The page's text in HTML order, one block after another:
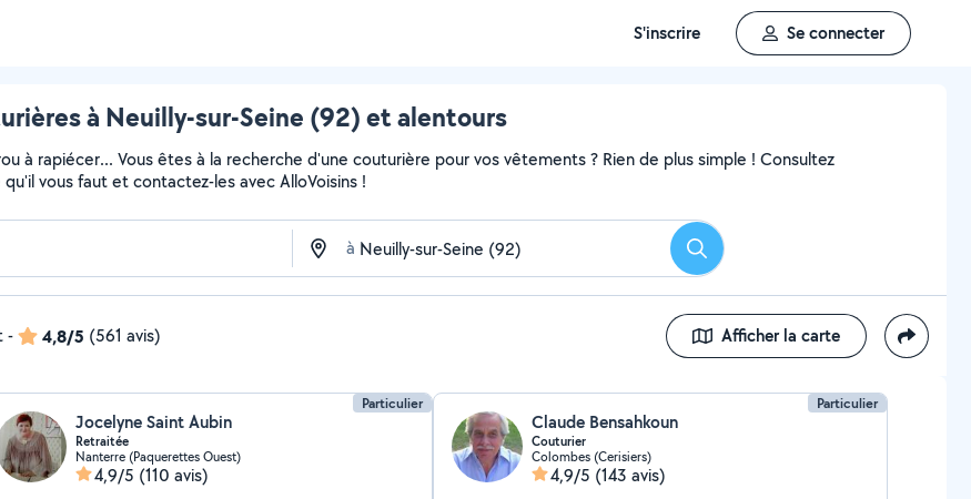
S'inscrire Se connecter
à Neuilly-sur-Seine (92) et alentours
à rapiécer... Vous êtes à la recherche d'une couturière pour vos vêtements ? Rien de plus simple ! Consultez
vous faut et contactez-les avec AlloVoisins !
à Rechercher
- 4,8/5 (561 avis) Afficher la carte
Particulier
Jocelyne Saint Aubin
Retraitée
Nanterre (Paquerettes Ouest)
4,9/5 (110 avis)
Particulier
Claude Bensahkoun
Couturier
Colombes (Cerisiers)
4,9/5 (143 avis)